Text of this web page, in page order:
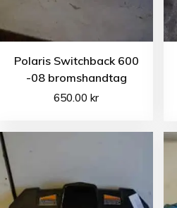
Polaris Switchback 600
-08 bromshandtag
650.00kr